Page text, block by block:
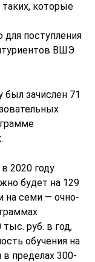
которые
поступления
ВШЭ
был зачислен 71
2020 году
будет на 129
на семи — очно-
руб. в год,
обучения на
в пределах 300-